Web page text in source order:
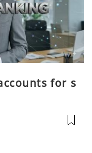
for s